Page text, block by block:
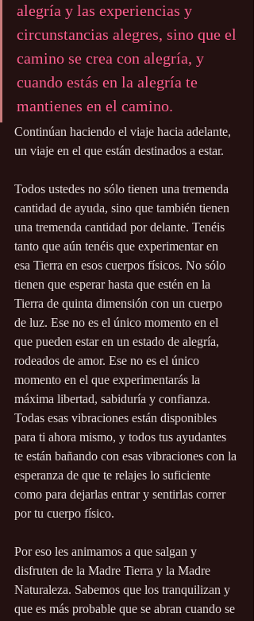
alegría y las experiencias y
circunstancias alegres, sino que el
camino se crea con alegría, y
cuando estás en la alegría te
mantienes en el camino.
Continúan haciendo el viaje hacia adelante,
un viaje en el que están destinados a estar.
Todos ustedes no sólo tienen una tremenda
cantidad de ayuda, sino que también tienen
una tremenda cantidad por delante. Tenéis
tanto que aún tenéis que experimentar en
esa Tierra en esos cuerpos físicos. No sólo
tienen que esperar hasta que estén en la
Tierra de quinta dimensión con un cuerpo
de luz. Ese no es el único momento en el
que pueden estar en un estado de alegría,
rodeados de amor. Ese no es el único
momento en el que experimentarás la
máxima libertad, sabiduría y confianza.
Todas esas vibraciones están disponibles
para ti ahora mismo, y todos tus ayudantes
te están bañando con esas vibraciones con la
esperanza de que te relajes lo suficiente
como para dejarlas entrar y sentirlas correr
por tu cuerpo físico.
Por eso les animamos a que salgan y
disfruten de la Madre Tierra y la Madre
Naturaleza. Sabemos que los tranquilizan y
que es más probable que se abran cuando se